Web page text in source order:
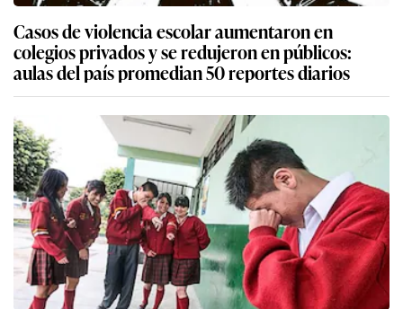
Casos de violencia escolar aumentaron en
colegios privados y se redujeron en públicos:
aulas del país promedian 50 reportes diarios